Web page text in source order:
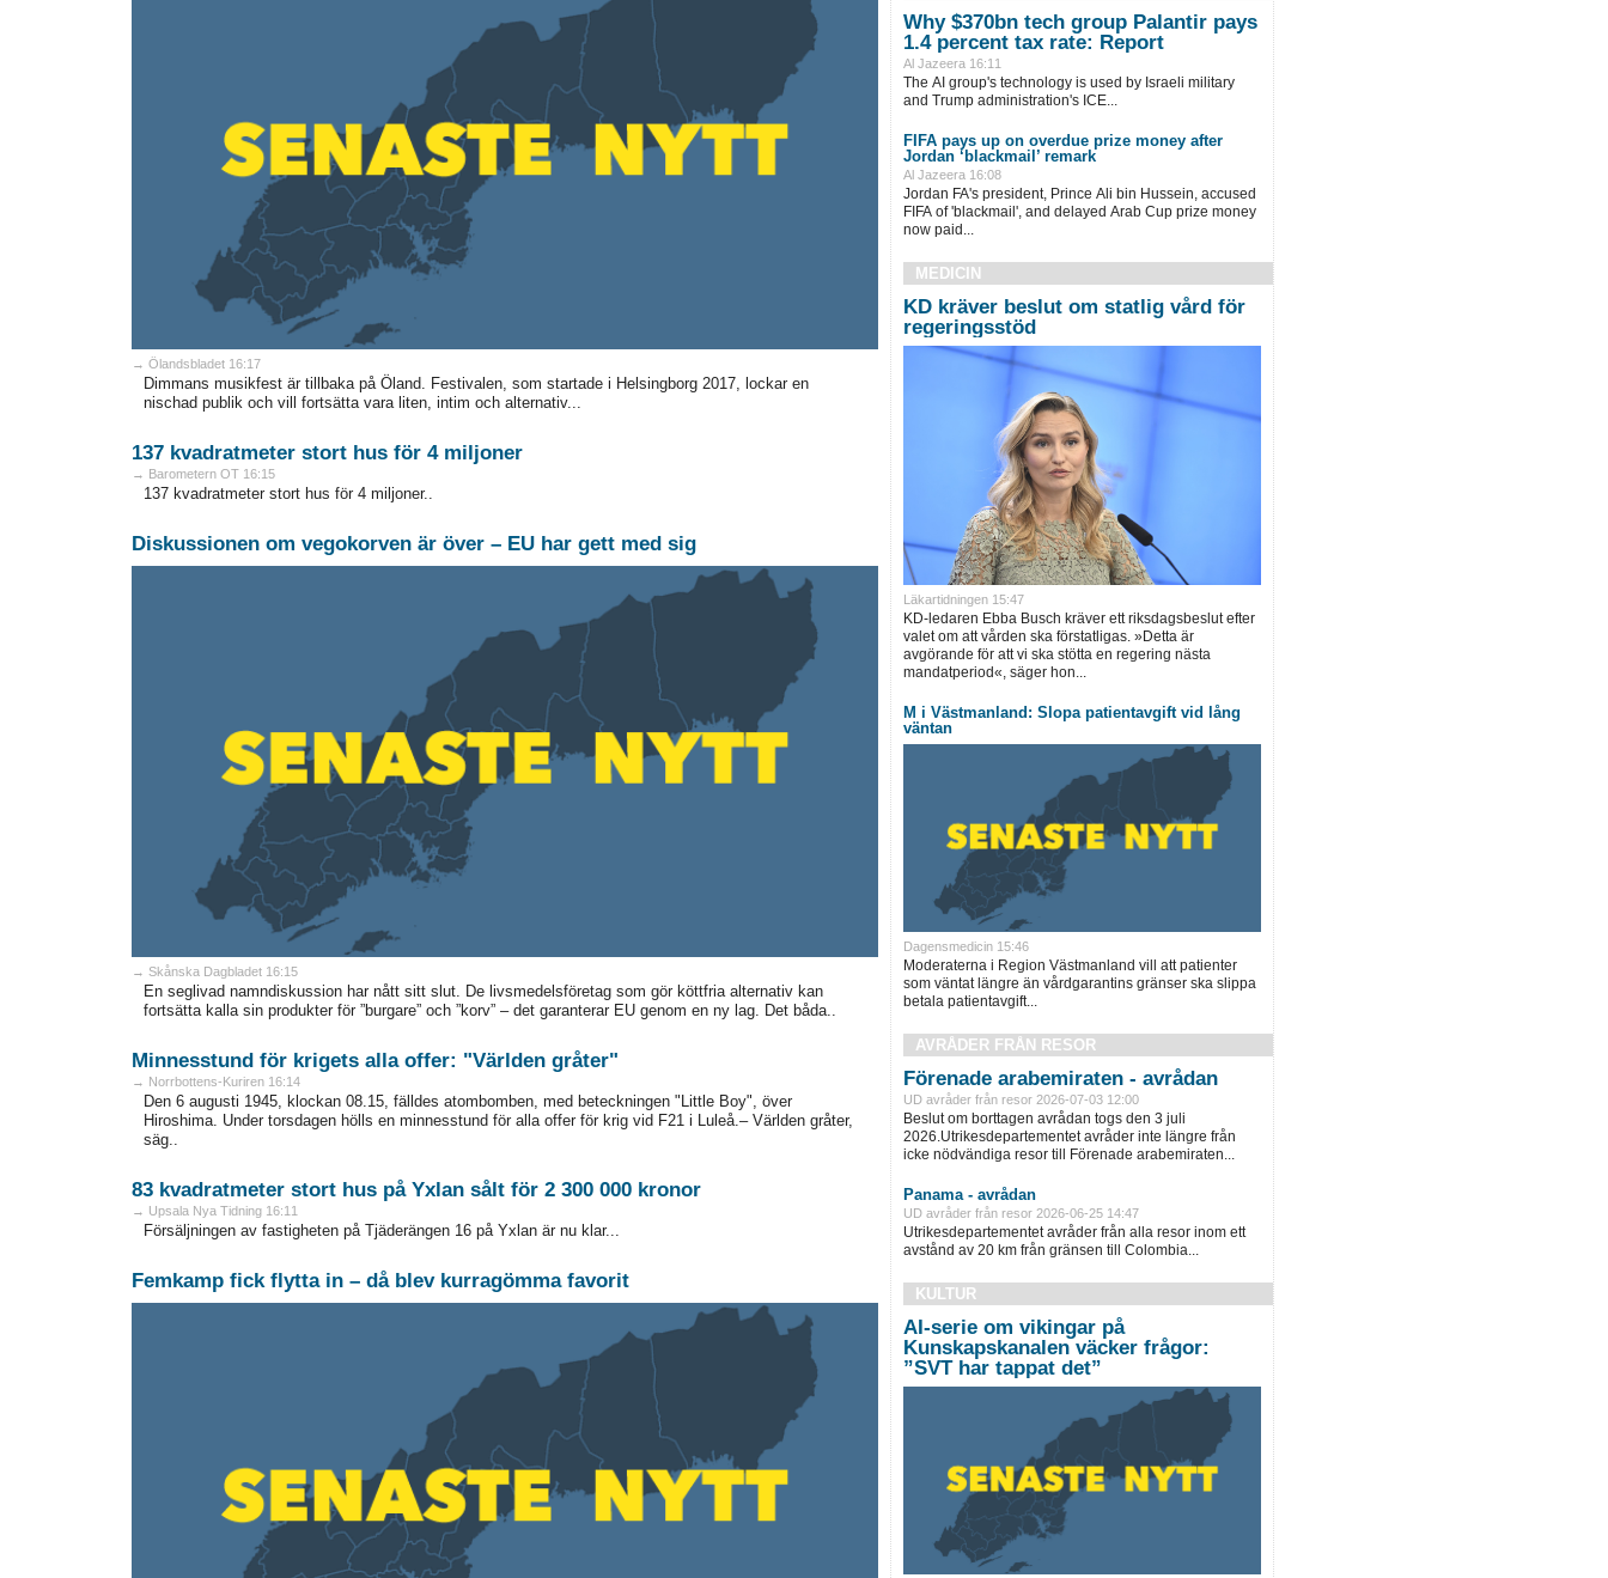
→ Ölandsbladet 16:17
Dimmans musikfest är tillbaka på Öland. Festivalen, som startade i Helsingborg 2017, lockar en
nischad publik och vill fortsätta vara liten, intim och alternativ...
137 kvadratmeter stort hus för 4 miljoner
→ Barometern OT 16:15
137 kvadratmeter stort hus för 4 miljoner..
Diskussionen om vegokorven är över – EU har gett med sig
→ Skånska Dagbladet 16:15
En seglivad namndiskussion har nått sitt slut. De livsmedelsföretag som gör köttfria alternativ kan
fortsätta kalla sin produkter för ”burgare” och ”korv” – det garanterar EU genom en ny lag. Det båda..
Minnesstund för krigets alla offer: "Världen gråter"
→ Norrbottens-Kuriren 16:14
Den 6 augusti 1945, klockan 08.15, fälldes atombomben, med beteckningen "Little Boy", över
Hiroshima. Under torsdagen hölls en minnesstund för alla offer för krig vid F21 i Luleå.– Världen gråter,
säg..
83 kvadratmeter stort hus på Yxlan sålt för 2 300 000 kronor
→ Upsala Nya Tidning 16:11
Försäljningen av fastigheten på Tjäderängen 16 på Yxlan är nu klar...
Femkamp fick flytta in – då blev kurragömma favorit
Why $370bn tech group Palantir pays
1.4 percent tax rate: Report
Al Jazeera 16:11
The AI group's technology is used by Israeli military
and Trump administration's ICE...
FIFA pays up on overdue prize money after
Jordan ‘blackmail’ remark
Al Jazeera 16:08
Jordan FA's president, ​Prince Ali bin Hussein, accused
FIFA of 'blackmail', and delayed Arab Cup prize money
now paid...
MEDICIN
KD kräver beslut om statlig vård för
regeringsstöd
Läkartidningen 15:47
KD-ledaren Ebba Busch kräver ett riksdagsbeslut efter
valet om att vården ska förstatligas. »Detta är
avgörande för att vi ska stötta en regering nästa
mandatperiod«, säger hon...
M i Västmanland: Slopa patientavgift vid lång
väntan
Dagensmedicin 15:46
Moderaterna i Region Västmanland vill att patienter
som väntat längre än vårdgarantins gränser ska slippa
betala patientavgift...
AVRÅDER FRÅN RESOR
Förenade arabemiraten - avrådan
UD avråder från resor 2026-07-03 12:00
Beslut om borttagen avrådan togs den 3 juli
2026.Utrikesdepartementet avråder inte längre från
icke nödvändiga resor till Förenade arabemiraten...
Panama - avrådan
UD avråder från resor 2026-06-25 14:47
Utrikesdepartementet avråder från alla resor inom ett
avstånd av 20 km från gränsen till Colombia...
KULTUR
AI-serie om vikingar på
Kunskapskanalen väcker frågor:
”SVT har tappat det”